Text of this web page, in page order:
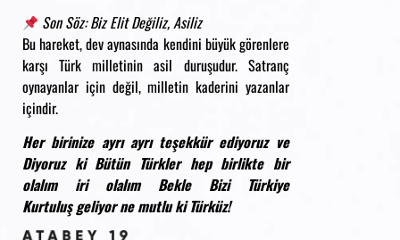
Son Söz: Biz Elit Değiliz, Asiliz
Bu hareket, dev aynasında kendini büyük görenlere
karşı Türk milletinin asil duruşudur. Satranç
oynayanlar için değil, milletin kaderini yazanlar
içindir.
Her birinize ayrı ayrı teşekkür ediyoruz ve
Diyoruz ki Bütün Türkler hep birlikte bir
olalım iri olalım Bekle Bizi Türkiye
Kurtuluşgeliyor ne mutlu kiTürküz!